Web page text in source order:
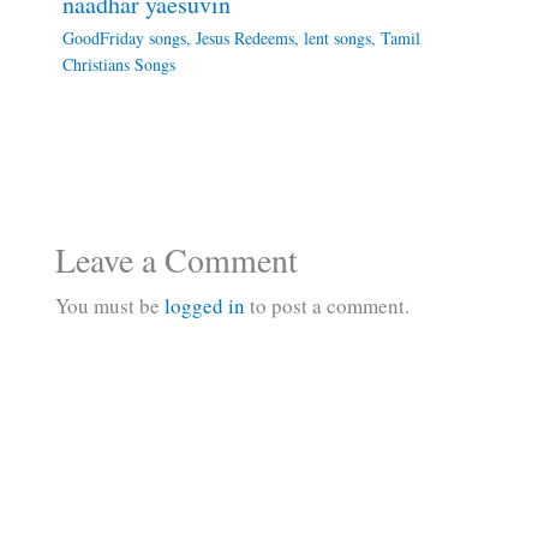
GoodFriday songs, Jesus Redeems, lent songs, Tamil
Christians Songs
Leave a Comment
You must be logged in to post a comment.